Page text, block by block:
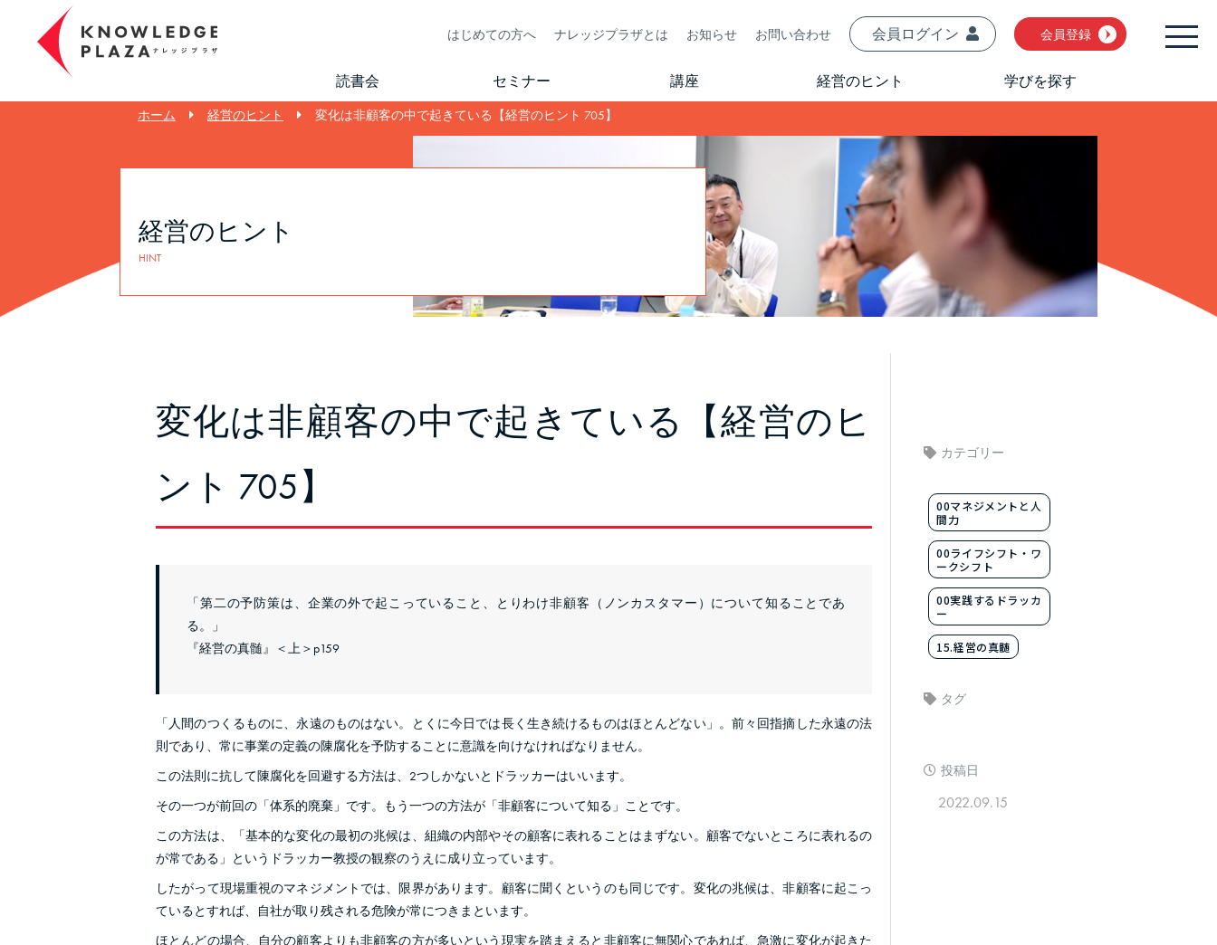
はじめての方へ ナレッジプラザとは お知らせ お問い合わせ 会員ログイン 会員登録
読書会 セミナー 講座 経営のヒント 学びを探す
ホーム 経営のヒント 変化は非顧客の中で起きている【経営のヒント 705】
経営のヒント
HINT
変化は非顧客の中で起きている【経営のヒ
ント 705】
「第二の予防策は、企業の外で起こっていること、とりわけ非顧客（ノンカスタマー）について知ることであ
る。」
『経営の真髄』＜上＞p159
「人間のつくるものに、永遠のものはない。とくに今日では長く生き続けるものはほとんどない」。前々回指摘した永遠の法
則であり、常に事業の定義の陳腐化を予防することに意識を向けなければなりません。
この法則に抗して陳腐化を回避する方法は、2つしかないとドラッカーはいいます。
その一つが前回の「体系的廃棄」です。もう一つの方法が「非顧客について知る」ことです。
この方法は、「基本的な変化の最初の兆候は、組織の内部やその顧客に表れることはまずない。顧客でないところに表れるの
が常である」というドラッカー教授の観察のうえに成り立っています。
したがって現場重視のマネジメントでは、限界があります。顧客に聞くというのも同じです。変化の兆候は、非顧客に起こっ
ているとすれば、自社が取り残される危険が常につきまといます。
ほとんどの場合、自分の顧客よりも非顧客の方が多いという現実を踏まえると非顧客に無関心であれば、急激に変化が起きた
カテゴリー
00マネジメントと人
間力
00ライフシフト・ワ
ークシフト
00実践するドラッカ
ー
15.経営の真髄
タグ
投稿日
2022.09.15